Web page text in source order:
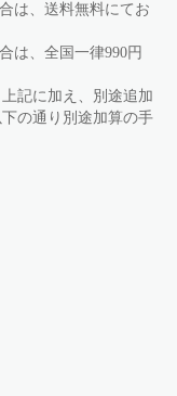
は、送料無料にてお
は、全国一律990円
記に加え、別途追加
の通り別途加算の手